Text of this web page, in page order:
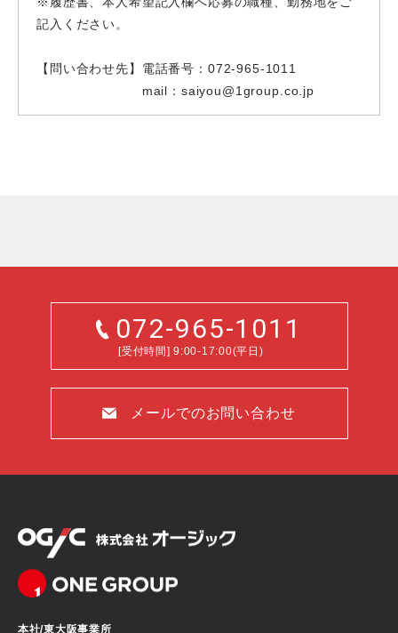
記入ください。
【問い合わせ先】電話番号：072-965-1011
mail：saiyou@1group.co.jp
072-965-1011
[受付時間] 9:00-17:00(平日)
メールでのお問い合わせ
本社/東大阪事業所